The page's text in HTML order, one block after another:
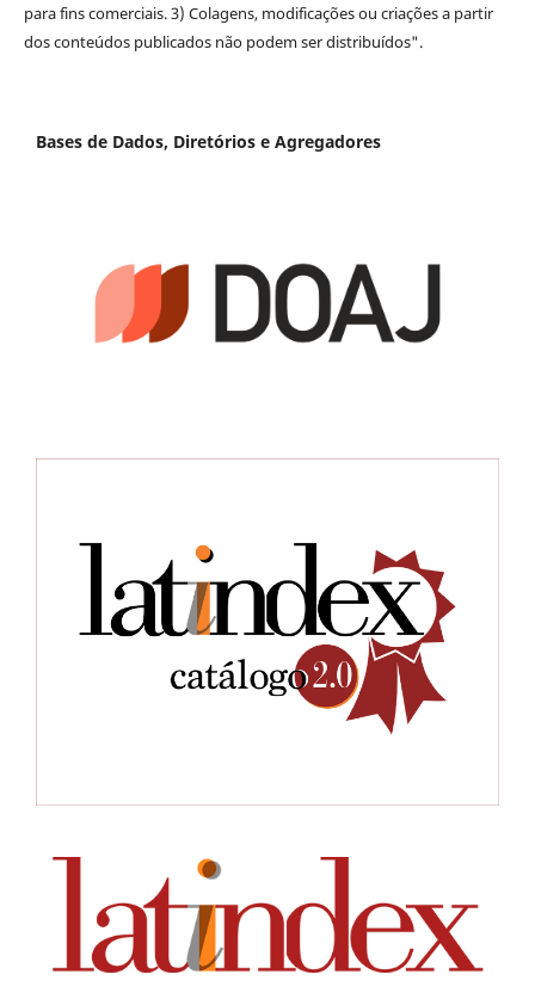
para fins comerciais. 3) Colagens, modificações ou criações a partir
dos conteúdos publicados não podem ser distribuídos".
Bases de Dados, Diretórios e Agregadores